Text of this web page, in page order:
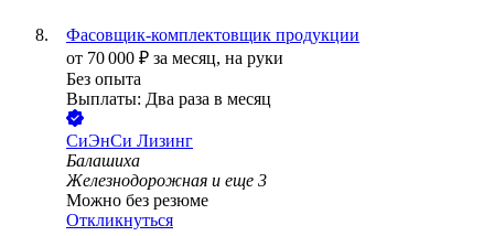
Фасовщик-комплектовщик продукции
от 70 000 ₽ за месяц, на руки
Без опыта
Выплаты: Два раза в месяц
СиЭнСи Лизинг
Балашиха
Железнодорожная и еще 3
Можно без резюме
Откликнуться